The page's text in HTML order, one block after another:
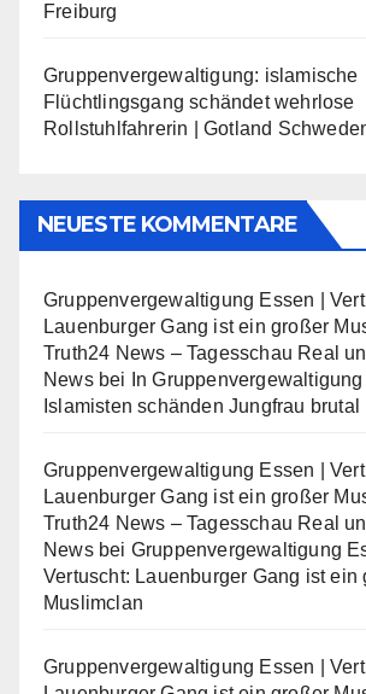
Freiburg
Gruppenvergewaltigung: islamische
Flüchtlingsgang schändet wehrlose
Rollstuhlfahrerin | Gotland
NEUESTE KOMMENTARE
Gruppenvergewaltigung Essen |
Lauenburger Gang ist ein großer
Truth24 News – Tagesschau Real
Newsbei
In
Islamisten schänden Jungfrau brutal
Gruppenvergewaltigung Essen |
Lauenburger Gang ist ein großer
Truth24 News – Tagesschau Real
Newsbei Gruppenvergewaltigung
Vertuscht: Lauenburger Gang ist ein
Muslimclan
Gruppenvergewaltigung Essen |